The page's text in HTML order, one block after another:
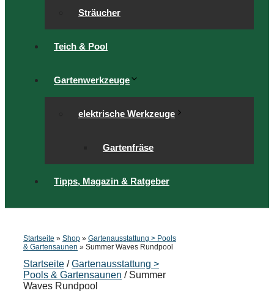
Sträucher
Teich & Pool
Gartenwerkzeuge
elektrische Werkzeuge
Gartenfräse
Tipps, Magazin & Ratgeber
Startseite » Shop » Gartenausstattung > Pools
& Gartensaunen » Summer Waves Rundpool
Startseite /Gartenausstattung >
Pools & Gartensaunen / Summer
Waves Rundpool